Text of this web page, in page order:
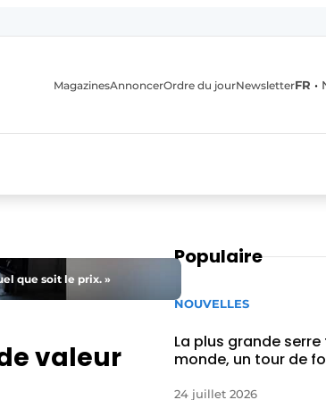
MagazinesAnnoncerOrdre du jourNewsletterFR •
que soit le prix. »
valeur
Populaire
NOUVELLES
La plus grande
monde, un tour de
24 juillet 2026